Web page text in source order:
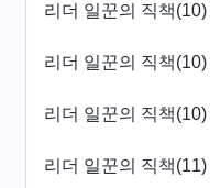
리더 일꾼의 직책(10)
리더 일꾼의 직책(10)
리더 일꾼의 직책(10)
리더 일꾼의 직책(11)